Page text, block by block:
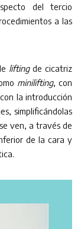
del tercio
a las
liftingde cicatriz
minilifting, con
la introducción
simplificándolas
ven, a través de
de la cara y